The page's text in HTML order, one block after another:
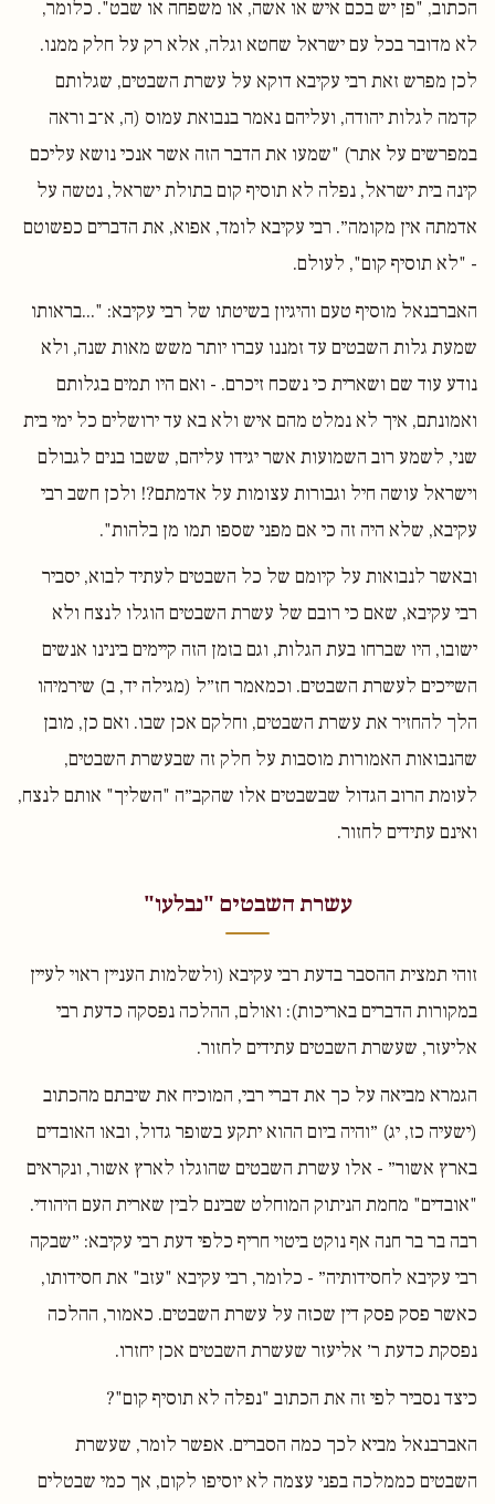
הכתוב, "פן יש בכם איש או אשה, או משפחה או שבט". כלומר,
לא מדובר בכל עם ישראל שחטא וגלה, אלא רק על חלק ממנו.
לכן מפרש זאת רבי עקיבא דוקא על עשרת השבטים, שגלותם
קדמה לגלות יהודה, ועליהם נאמר בנבואת עמוס (ה, א־ב וראה
במפרשים על אתר) "שמעו את הדבר הזה אשר אנכי נושא עליכם
קינה בית ישראל, נפלה לא תוסיף קום בתולת ישראל, נטשה על
אדמתה אין מקומה״. רבי עקיבא לומד, אפוא, את הדברים כפשוטם
- "לא תוסיף קום", לעולם.
האברבנאל מוסיף טעם והיגיון בשיטתו של רבי עקיבא: "...בראותו
שמעת גלות השבטים עד זמננו עברו יותר משש מאות שנה, ולא
נודע עוד שם ושארית כי נשכח זיכרם. - ואם היו תמים בגלותם
ואמונתם, איך לא נמלט מהם איש ולא בא עד ירושלים כל ימי בית
שני, לשמע רוב השמועות אשר יגידו עליהם, ששבו בנים לגבולם
וישראל עושה חיל וגבורות עצומות על אדמתם?! ולכן חשב רבי
עקיבא, שלא היה זה כי אם מפני שספו תמו מן בלהות".
ובאשר לנבואות על קיומם של כל השבטים לעתיד לבוא, יסביר
רבי עקיבא, שאם כי רובם של עשרת השבטים הוגלו לנצח ולא
ישובו, היו שברחו בעת הגלות, וגם בזמן הזה קיימים בינינו אנשים
השייכים לעשרת השבטים. וכמאמר חז״ל (מגילה יד, ב) שירמיהו
הלך להחזיר את עשרת השבטים, וחלקם אכן שבו. ואם כן, מובן
שהנבואות האמורות מוסבות על חלק זה שבעשרת השבטים,
לעומת הרוב הגדול שבשבטים אלו שהקב״ה "השליך" אותם לנצח,
ואינם עתידים לחזור.
עשרת השבטים "נבלעו"
זוהי תמצית ההסבר בדעת רבי עקיבא (ולשלמות העניין ראוי לעיין
במקורות הדברים באריכות): ואולם, ההלכה נפסקה כדעת רבי
אליעזר, שעשרת השבטים עתידים לחזור.
הגמרא מביאה על כך את דברי רבי, המוכיח את שיבתם מהכתוב
(ישעיה כז, יג) ״והיה ביום ההוא יתקע בשופר גדול, ובאו האובדים
בארץ אשור״ - אלו עשרת השבטים שהוגלו לארץ אשור, ונקראים
"אובדים" מחמת הניתוק המוחלט שבינם לבין שארית העם היהודי.
רבה בר בר חנה אף נוקט ביטוי חריף כלפי דעת רבי עקיבא: ״שבקה
רבי עקיבא לחסידותיה״ - כלומר, רבי עקיבא "עזב" את חסידותו,
כאשר פסק פסק דין שכזה על עשרת השבטים. כאמור, ההלכה
נפסקת כדעת ר׳ אליעזר שעשרת השבטים אכן יחזרו.
כיצד נסביר לפי זה את הכתוב "נפלה לא תוסיף קום"?
האברבנאל מביא לכך כמה הסברים. אפשר לומר, שעשרת
השבטים כממלכה בפני עצמה לא יוסיפו לקום, אך כמי שבטלים